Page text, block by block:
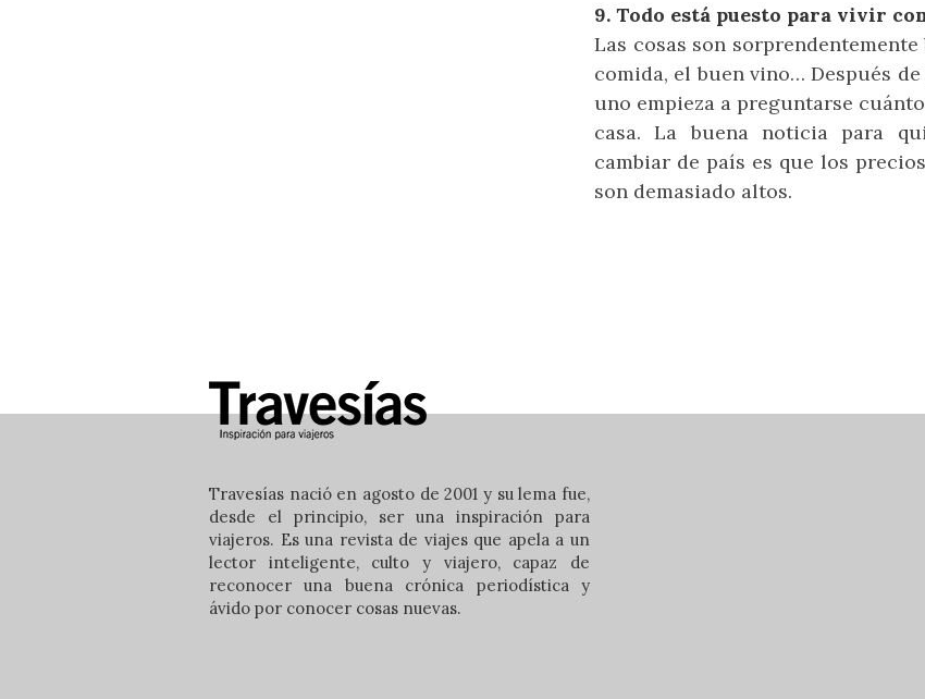
9. Todo está puesto para vivir
Las cosas son
comida, el buen vino… Después
uno empieza a preguntarse
casa. La buena noticia para
cambiar de país es que los
son demasiado altos.
Travesías nació en agosto de 2001 y su lema fue,
desde el principio, ser una inspiración para
viajeros. Es una revista de viajes que apela a un
lector inteligente, culto y viajero, capaz de
reconocer una buena crónica periodística y
ávido por conocer cosas nuevas.